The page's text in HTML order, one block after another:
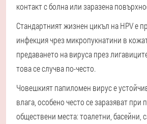
контакт с болна или заразена
Стандартният жизнен цикъл на HPV е
инфекция чрез микропукнатини в
предаването на вируса през
това се случва по-често.
Човешкият папиломен вирус е
влага, особено често се заразяват при
обществени места: тоалетни, басейни,